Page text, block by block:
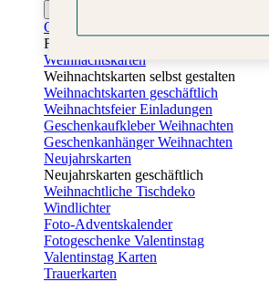
Osterkarten
Fotogeschenke zu Ostern
Weihnachtskarten
Weihnachtskarten selbst gestalten
Weihnachtskarten geschäftlich
Weihnachtsfeier Einladungen
Geschenkaufkleber Weihnachten
Geschenkanhänger Weihnachten
Neujahrskarten
Neujahrskarten geschäftlich
Weihnachtliche Tischdeko
Windlichter
Foto-Adventskalender
Fotogeschenke Valentinstag
Valentinstag Karten
Trauerkarten